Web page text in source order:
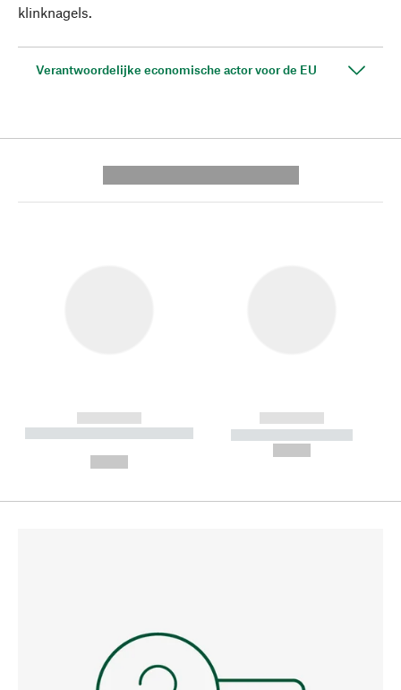
klinknagels.
Verantwoordelijke economische actor voor de EU
------------
----------- ----------- --------
------------
----------- -----------